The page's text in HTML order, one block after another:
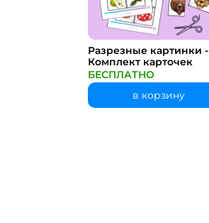
Разрезные картинки -
Комплект карточек
БЕСПЛАТНО
в корзину